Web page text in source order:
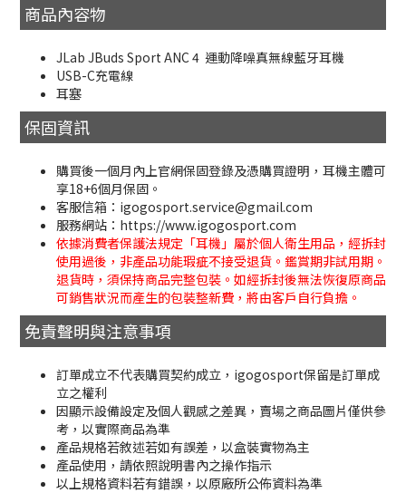
商品內容物
JLab JBuds Sport ANC 4 運動降噪真無線藍牙耳機
USB-C充電線
耳塞
保固資訊
購買後一個月內上官網保固登錄及憑購買證明，耳機主體可
享18+6個月保固。
客服信箱：igogosport.service@gmail.com
服務網站：https://www.igogosport.com
依據消費者保護法規定「耳機」屬於個人衛生用品，經拆封
使用過後，非產品功能瑕疵不接受退貨。鑑賞期非試用期。
退貨時，須保持商品完整包裝。如經拆封後無法恢復原商品
可銷售狀況而產生的包裝整新費，將由客戶自行負擔。
免責聲明與注意事項
訂單成立不代表購買契約成立，igogosport保留是訂單成
立之權利
因顯示設備設定及個人觀感之差異，賣場之商品圖片僅供參
考，以實際商品為準
產品規格若敘述若如有誤差，以盒裝實物為主
產品使用，請依照說明書內之操作指示
以上規格資料若有錯誤，以原廠所公佈資料為準